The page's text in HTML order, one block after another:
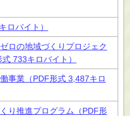
ロバイト）
ロの地域づくりプロジェク
733キロバイト）
事業（PDF形式 3,487キロ
り推進プログラム（PDF形